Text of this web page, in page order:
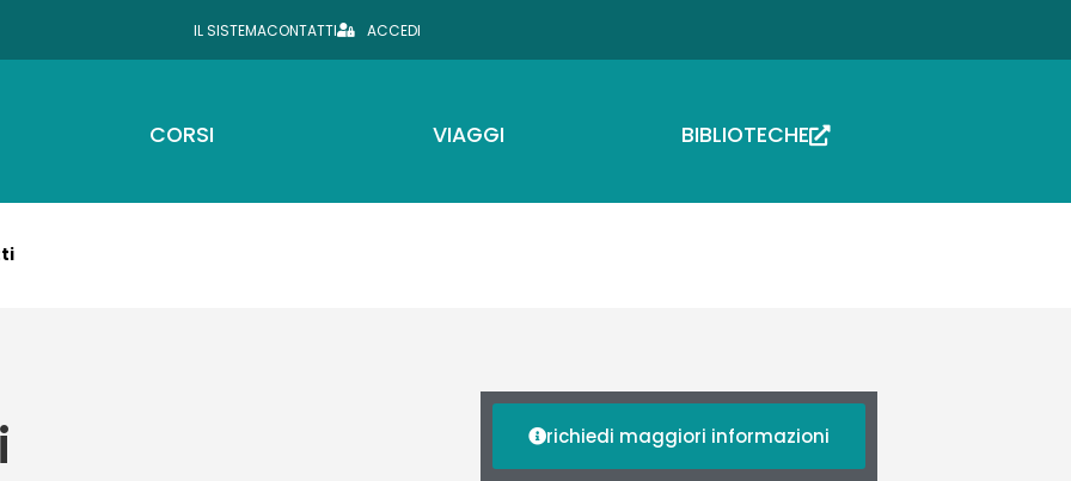
IL SISTEMACONTATTI ACCEDI
CORSI VIAGGI BIBLIOTECHE
richiedi maggiori informazioni